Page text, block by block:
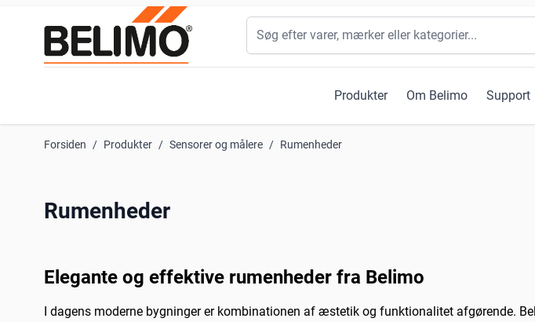
Produkter Om Belimo Support
Søg
Forsiden / Produkter / Sensorer og målere / Rumenheder
Rumenheder
Elegante og effektive rumenheder fra Belimo
I dagens moderne bygninger er kombinationen af æstetik og funktionalitet afgørende.